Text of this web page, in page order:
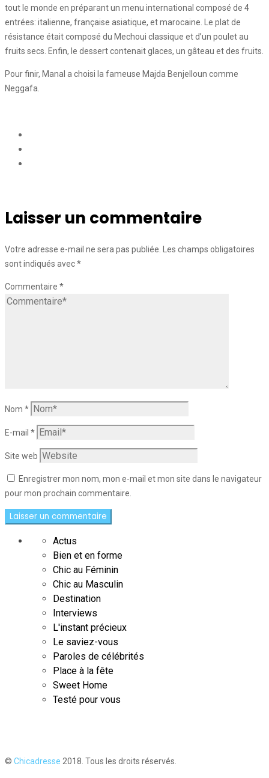
tout le monde en préparant un menu international composé de 4
entrées: italienne, française asiatique, et marocaine. Le plat de
résistance était composé du Mechoui classique et d’un poulet au
fruits secs. Enfin, le dessert contenait glaces, un gâteau et des fruits.
Pour finir, Manal a choisi la fameuse Majda Benjelloun comme
Neggafa.
Laisser un commentaire
Votre adresse e-mail ne sera pas publiée. Les champs obligatoires
sont indiqués avec*
Commentaire *
Nom *
E-mail *
Site web
Enregistrer mon nom, mon e-mail et mon site dans le navigateur
pour mon prochain commentaire.
Actus
Bien et en forme
Chic au Féminin
Chic au Masculin
Destination
Interviews
L'instant précieux
Le saviez-vous
Paroles de célébrités
Place à la fête
Sweet Home
Testé pour vous
© Chicadresse 2018. Tous les droits réservés.